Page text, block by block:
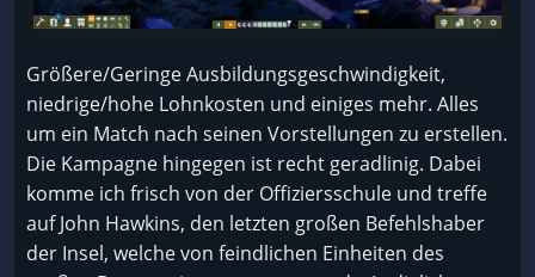
Größere/Geringe Ausbildungsgeschwindigkeit,
niedrige/hohe Lohnkosten und einiges mehr. Alles
um ein Match nach seinen Vorstellungen zu erstellen.
Die Kampagne hingegen ist recht geradlinig. Dabei
komme ich frisch von der Offiziersschule und treffe
auf John Hawkins, den letzten großen Befehlshaber
der Insel, welche von feindlichen Einheiten des